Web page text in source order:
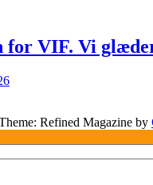
for VIF. Vi
Refined Magazine by